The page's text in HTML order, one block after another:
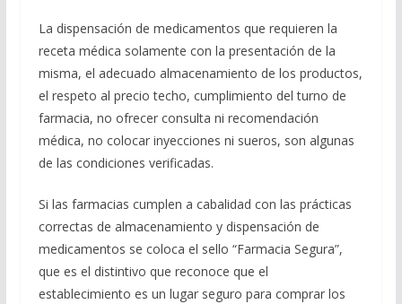
La dispensación de medicamentos que requieren la
receta médica solamente con la presentación de la
misma, el adecuado almacenamiento de los productos,
el respeto al precio techo, cumplimiento del turno de
farmacia, no ofrecer consulta ni recomendación
médica, no colocar inyecciones ni sueros, son algunas
de las condiciones verificadas.
Si las farmacias cumplen a cabalidad con las prácticas
correctas de almacenamiento y dispensación de
medicamentos se coloca el sello “Farmacia Segura”,
que es el distintivo que reconoce que el
establecimiento es un lugar seguro para comprar los